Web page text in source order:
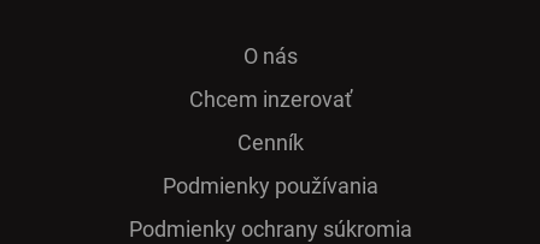
O nás
Chcem inzerovať
Cenník
Podmienky používania
Podmienky ochrany súkromia